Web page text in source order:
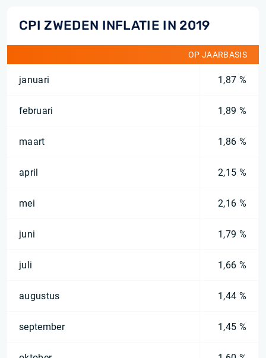
CPI ZWEDEN INFLATIE IN 2019
OP JAARBASIS
januari 1,87 %
februari 1,89 %
maart 1,86 %
april 2,15 %
mei 2,16 %
juni 1,79 %
juli 1,66 %
augustus 1,44 %
september 1,45 %